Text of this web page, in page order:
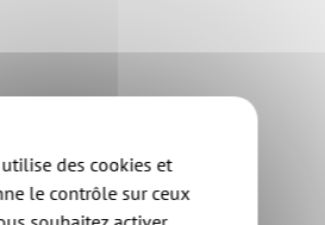
des Ajoncs - 44190 CLISSON
utilise des cookies et
le contrôle sur ceux